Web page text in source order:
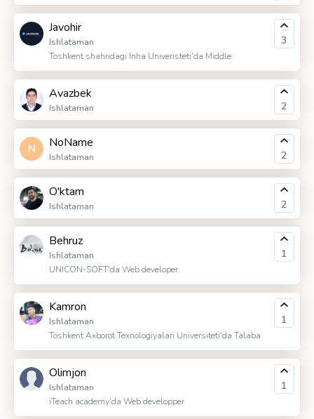
Javohir
Ishlataman
Toshkent shahridagi Inha Univeristeti'da Middle
3
Avazbek
Ishlataman 2
N NoName
Ishlataman 2
O'ktam
Ishlataman 2
Behruz
Ishlataman
UNICON-SOFT'da Web developer
1
Kamron
Ishlataman
Toshkent Axborot Texnologiyalari Universiteti'da Talaba
1
Olimjon
Ishlataman
iTeach academy'da Web developper
1